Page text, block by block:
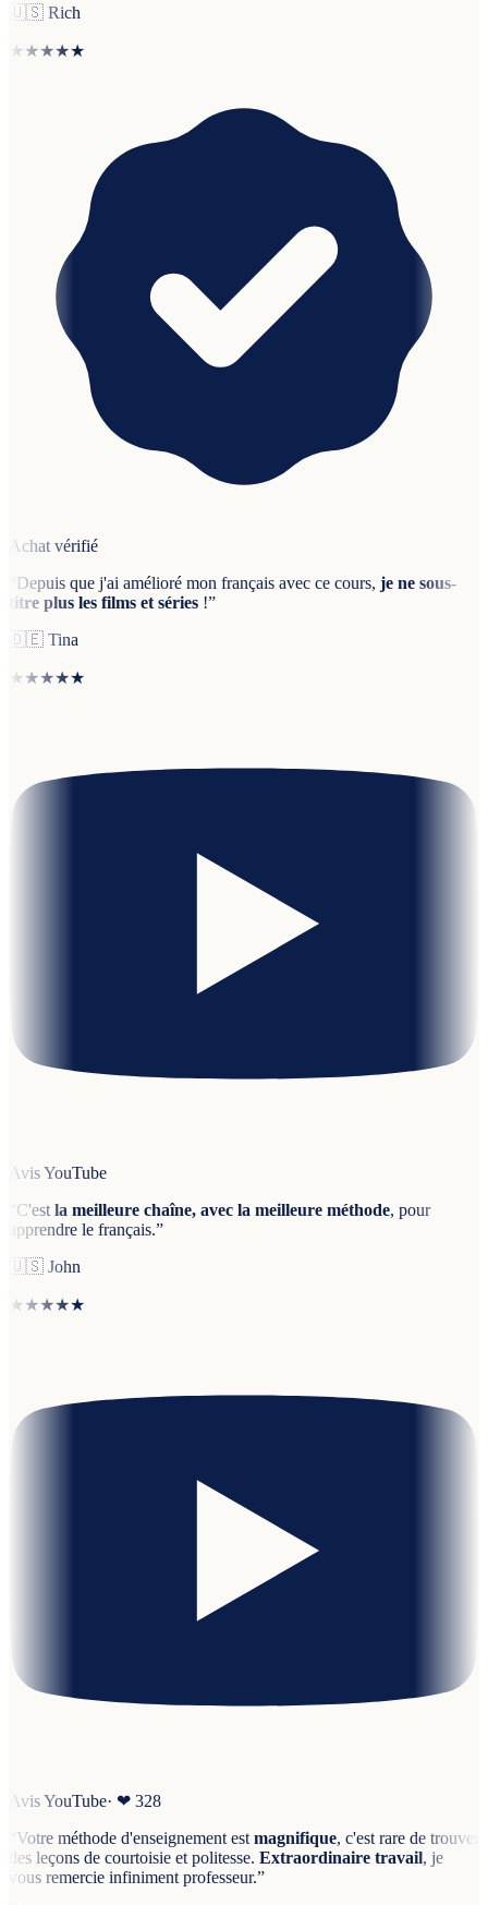
🇺🇸 Rich
★★★★★
Achat vérifié
Depuis que j'ai amélioré mon français avec ce cours, je ne sous-
titre plus les films et séries !”
🇩🇪 Tina
★★★★★
Avis YouTube
C'est la meilleure chaîne, avec la meilleure méthode, pour
apprendre le français.”
🇺🇸 John
★★★★★
Avis YouTube· ❤ 328
Votre méthode d'enseignement est magnifique, c'est rare de trouver
des leçons de courtoisie et politesse. Extraordinaire travail, je
vous remercie infiniment professeur.”